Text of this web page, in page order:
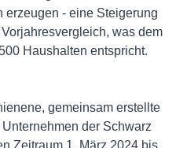
- eine Steigerung
was dem
Haushalten entspricht.
gemeinsam erstellte
der Schwarz
Zeitraum 1. März 2024 bis